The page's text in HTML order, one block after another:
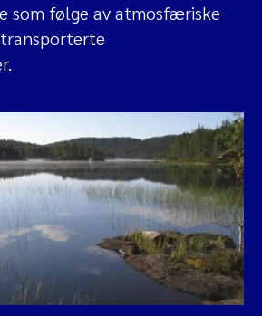
som følge av atmosfæriske